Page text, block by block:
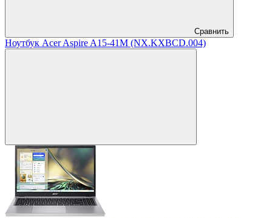
Сравнить
Ноутбук Acer Aspire A15-41M (NX.KXBCD.004)